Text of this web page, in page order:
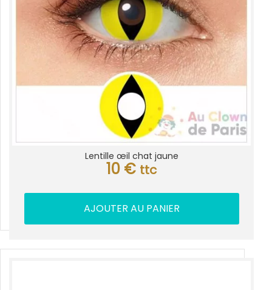
Lentille œil chat jaune
10 € ttc
AJOUTER AU PANIER